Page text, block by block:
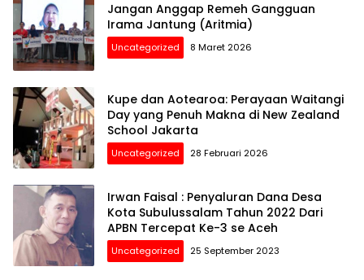
Jangan Anggap Remeh Gangguan
Irama Jantung (Aritmia)
Uncategorized 8 Maret 2026
Kupe dan Aotearoa: Perayaan Waitangi
Day yang Penuh Makna di New Zealand
School Jakarta
Uncategorized 28 Februari 2026
Irwan Faisal : Penyaluran Dana Desa
Kota Subulussalam Tahun 2022 Dari
APBN Tercepat Ke-3 se Aceh
Uncategorized 25 September 2023